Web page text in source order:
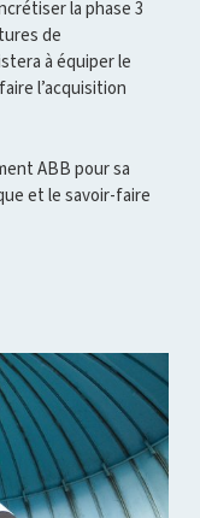
la phase 3
de
à équiper le
l’acquisition
ABB pour sa
et le savoir-faire